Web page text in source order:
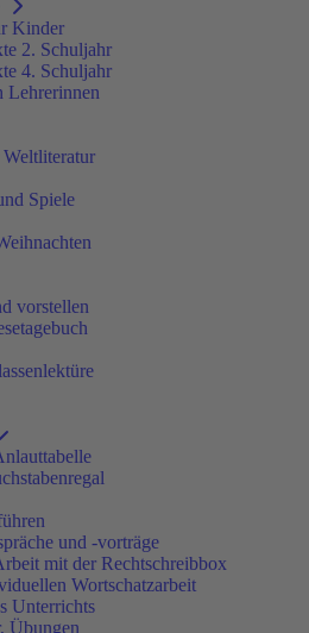
Kinder
2. Schuljahr
4. Schuljahr
Lehrerinnen
Weltliteratur
Spiele
vorstellen
und -vorträge
mit der Rechtschreibbox
Wortschatzarbeit
Unterrichts
Übungen